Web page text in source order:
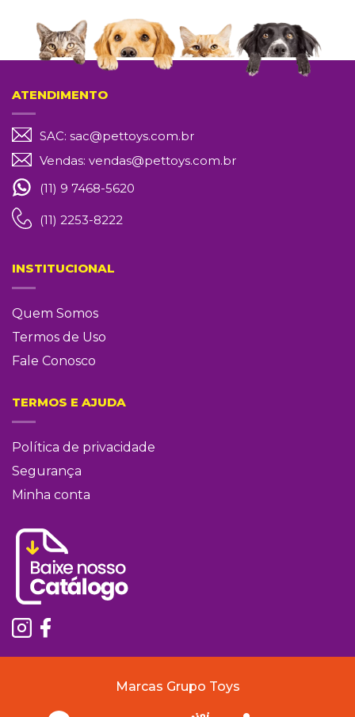
ATENDIMENTO
SAC: sac@pettoys.com.br
Vendas: vendas@pettoys.com.br
(11) 9 7468-5620
(11) 2253-8222
INSTITUCIONAL
Quem Somos
Termos de Uso
Fale Conosco
TERMOS E AJUDA
Política de privacidade
Segurança
Minha conta
Marcas Grupo Toys